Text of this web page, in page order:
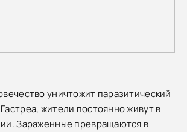
уничтожит паразитический
жители постоянно живут в
Зараженные превращаются в